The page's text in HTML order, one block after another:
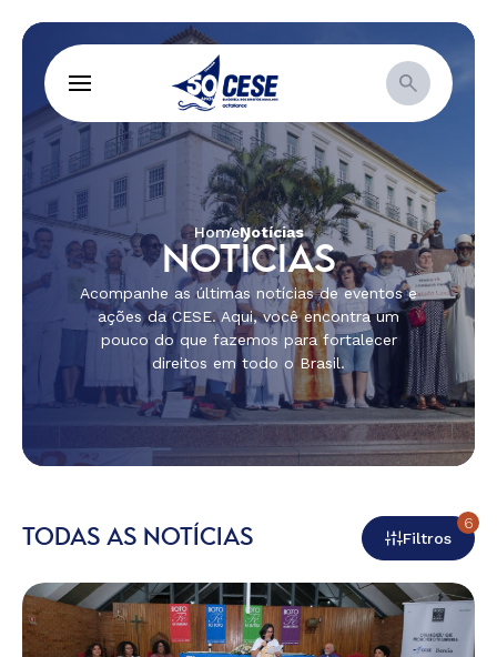
HomeNotícias
NOTÍCIAS
Acompanhe as últimas notícias de eventos e
ações da CESE. Aqui, você encontra um
pouco do que fazemos para fortalecer
direitos em todo o Brasil.
TODAS AS NOTÍCIAS Filtros
6